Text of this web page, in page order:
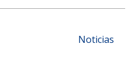
Noticias